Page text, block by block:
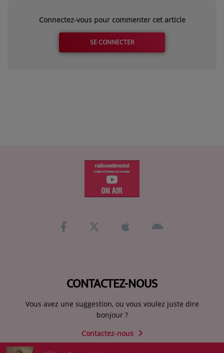
Connectez-vous pour commenter cet article
SE CONNECTER
CONTACTEZ-NOUS
Vous avez une suggestion, ou vous voulez juste dire
bonjour ?
Contactez-nous